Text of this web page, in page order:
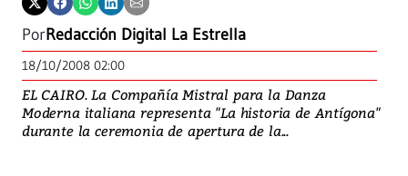
PorRedacción Digital La Estrella
18/10/2008 02:00
EL CAIRO. La Compañía Mistral para la Danza
Moderna italiana representa "La historia de Antígona"
durante la ceremonia de apertura de la...